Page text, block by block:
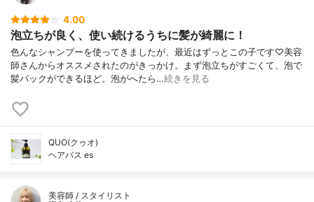
4.00
泡立ちが良く、使い続けるうちに髪が綺麗に！
色んなシャンプーを使ってきましたが、最近はずっとこの子です♡美容
師さんからオススメされたのがきっかけ。まず泡立ちがすごくて、泡で
髪パックができるほど。泡がへたら…続きを見る
QUO(クゥオ)
ヘアバス es
美容師 / スタイリスト